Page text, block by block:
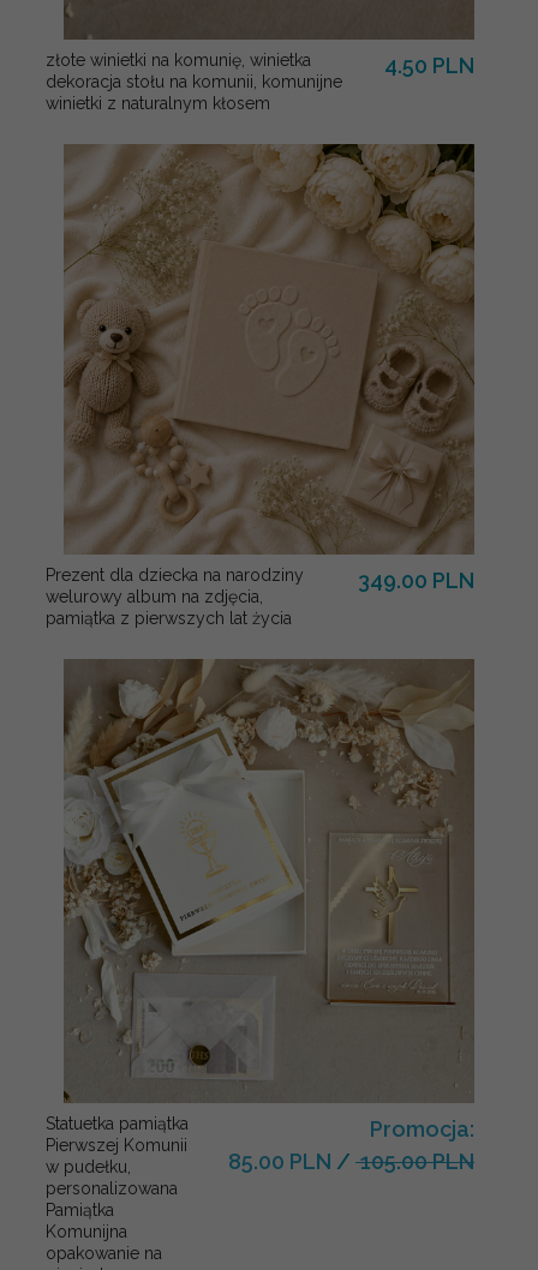
złote winietki na komunię, winietka
dekoracja stołu na komunii, komunijne
winietki z naturalnym kłosem
4.50 PLN
Prezent dla dziecka na narodziny
welurowy album na zdjęcia,
pamiątka z pierwszych lat życia
349.00 PLN
Statuetka pamiątka
Pierwszej Komunii
w pudełku,
personalizowana
Pamiątka
Komunijna
opakowanie na
Promocja:
85.00 PLN / 105.00 PLN